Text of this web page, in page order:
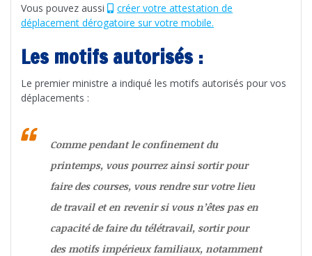
Vous pouvez aussi
créer votre attestation de
déplacement dérogatoire sur votre mobile.
Les motifs autorisés :
Le premier ministre a indiqué les motifs autorisés pour vos
déplacements :
Comme pendant le confinement du
printemps, vous pourrez ainsi sortir pour
faire des courses, vous rendre sur votre lieu
de travail et en revenir si vous n’êtes pas en
capacité de faire du télétravail, sortir pour
des motifs impérieux familiaux, notamment